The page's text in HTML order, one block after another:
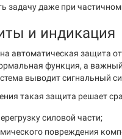
задачу даже при частичном
и индикация
автоматическая защита
функция, а
выводит сигнальный
такая защита решает
силовой части;
повреждения